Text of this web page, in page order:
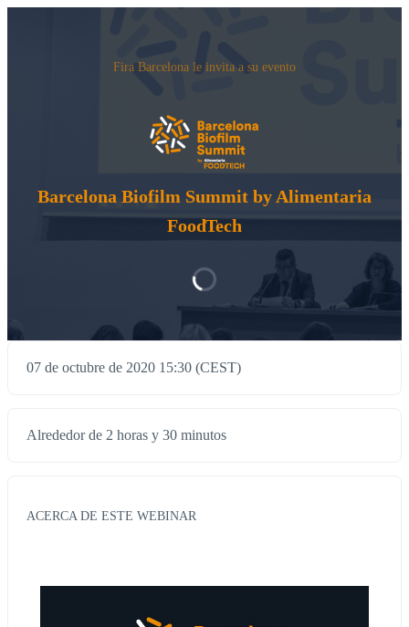
Fira Barcelona le invita a su evento
Barcelona Biofilm Summit by Alimentaria
FoodTech
07 de octubre de 2020 15:30 (CEST)
Alrededor de 2 horas y 30 minutos
ACERCA DE ESTE WEBINAR